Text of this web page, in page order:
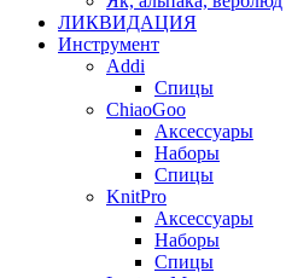
ЛИКВИДАЦИЯ
Инструмент
Addi
Спицы
ChiaoGoo
Аксессуары
Наборы
Спицы
KnitPro
Аксессуары
Наборы
Спицы